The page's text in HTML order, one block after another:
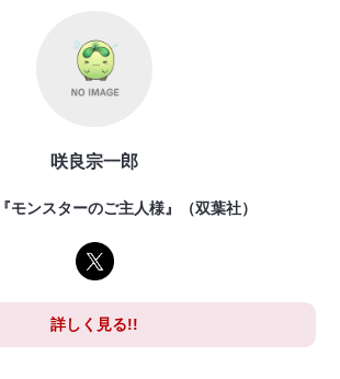
咲良宗一郎
モンスターのご主人様』（双葉社）
詳しく見る!!